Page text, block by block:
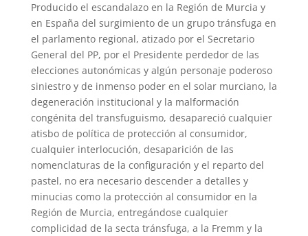
Producido el escandalazo en la Región de Murcia y
en España del surgimiento de un grupo tránsfuga en
el parlamento regional, atizado por el Secretario
General del PP, por el Presidente perdedor de las
elecciones autonómicas y algún personaje poderoso
siniestro y de inmenso poder en el solar murciano, la
degeneración institucional y la malformación
congénita del transfuguismo, desapareció cualquier
atisbo de política de protección al consumidor,
cualquier interlocución, desaparición de las
nomenclaturas de la configuración y el reparto del
pastel, no era necesario descender a detalles y
minucias como la protección al consumidor en la
Región de Murcia, entregándose cualquier
complicidad de la secta tránsfuga, a la Fremm y la